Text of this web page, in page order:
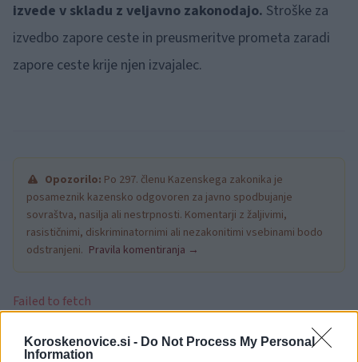
Koroskenovice.si - Do Not Process My Personal
Information
izvede v skladu z veljavno zakonodajo. Stroške za
izvedbo zapore ceste in preusmeritve prometa zaradi
zapore ceste krije njen izvajalec.
Opozorilo: Po 297. členu Kazenskega zakonika je
posameznik kazensko odgovoren za javno spodbujanje
sovraštva, nasilja ali nestrpnosti. Komentarji z žaljivimi,
rasističnimi, diskriminatornimi ali nezakonitimi vsebinami bodo
odstranjeni. Pravila komentiranja →
Failed to fetch